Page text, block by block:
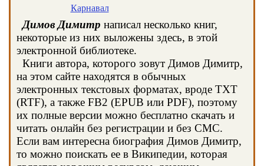
Карнавал
Димов Димитр написал несколько книг,
некоторые из них выложены здесь, в этой
электронной библиотеке.
Книги автора, которого зовут Димов Димитр,
на этом сайте находятся в обычных
электронных текстовых форматах, вроде TXT
(RTF), а также FB2 (EPUB или PDF), поэтому
их полные версии можно бесплатно скачать и
читать онлайн без регистрации и без СМС.
Если вам интересна биография Димов Димитр,
то можно поискать ее в Википедии, которая